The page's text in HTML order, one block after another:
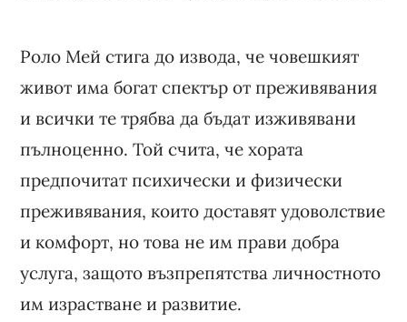
Роло Мей стига до извода, че човешкият
живот има богат спектър от преживявания
и всички те трябва да бъдат изживявани
пълноценно. Той счита, че хората
предпочитат психически и физически
преживявания, които доставят удоволствие
и комфорт, но това не им прави добра
услуга, защото възпрепятства личностното
им израстване и развитие.